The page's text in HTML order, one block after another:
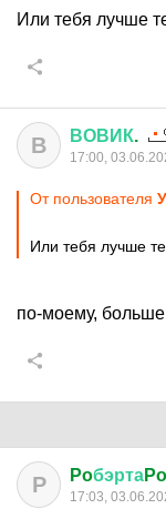
Или тебя лучше
В ВОВИК.
17:00,
От пользователя
Или тебя лучше
по-моему, больше
P PoбэртаPo
17:03,